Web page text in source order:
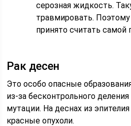
серозная жидкость.
травмировать.
принято считать самой
Рак десен
Это особо опасные
из-за бесконтрольного
мутации. На деснах из
красные опухоли.